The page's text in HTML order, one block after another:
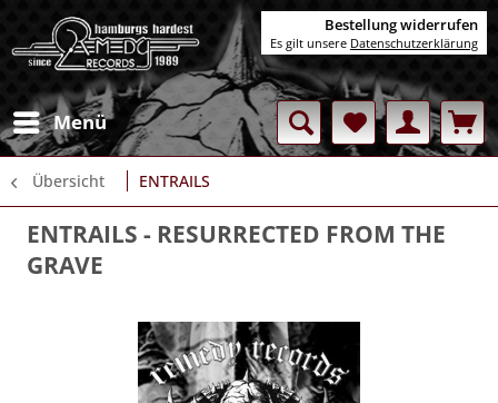
Menü
Übersicht ENTRAILS
ENTRAILS - RESURRECTED FROM THE
GRAVE
Bestellung widerrufen
Es gilt unsere Datenschutzerklärung